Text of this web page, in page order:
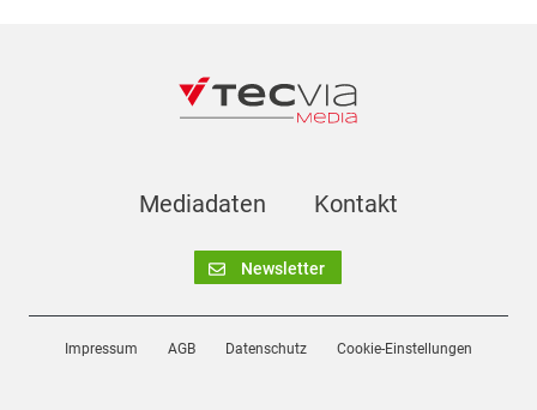
Mediadaten Kontakt
Newsletter
Impressum AGB Datenschutz Cookie-Einstellungen